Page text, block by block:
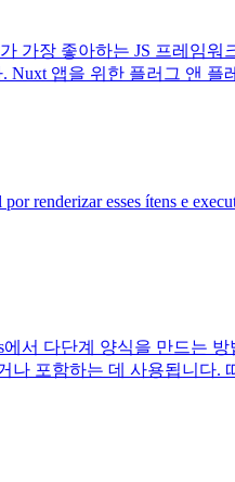
가장 좋아하는 JS 프레임
앱을 위한 플러그 앤 플
renderizar esses ítens e
서 다단계 양식을 만드는
포함하는 데 사용됩니